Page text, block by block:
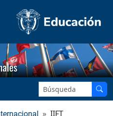
Buscar en el sitio:
IIFT